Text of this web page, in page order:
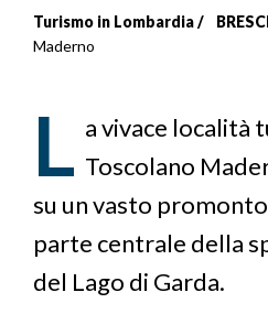
Briciole
pane
Turismo in Lombardia
Maderno
L a vivace località
Toscolano
su un vasto
parte centrale della
del Lago di Garda.